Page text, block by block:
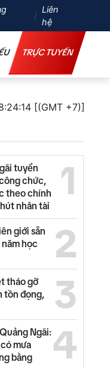
Liên
hệ
TRỰC TUYẾN
[(GMT +7)]
1
tuyển
chức,
theo chính
nhân tài
2
giới sẵn
học
3
tháo gỡ
tồn đọng,
4
Ngãi:
mưa
bằng